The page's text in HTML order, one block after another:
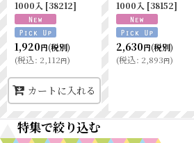
1000入 [38212]
1,920円(税別)
(税込: 2,112円)
カートに入れる
1000入 [38152]
2,630円(税別)
(税込: 2,893円)
特集で絞り込む